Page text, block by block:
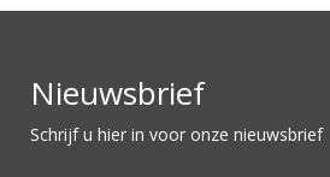
Nieuwsbrief
Schrijf u hier in voor onze nieuwsbrief